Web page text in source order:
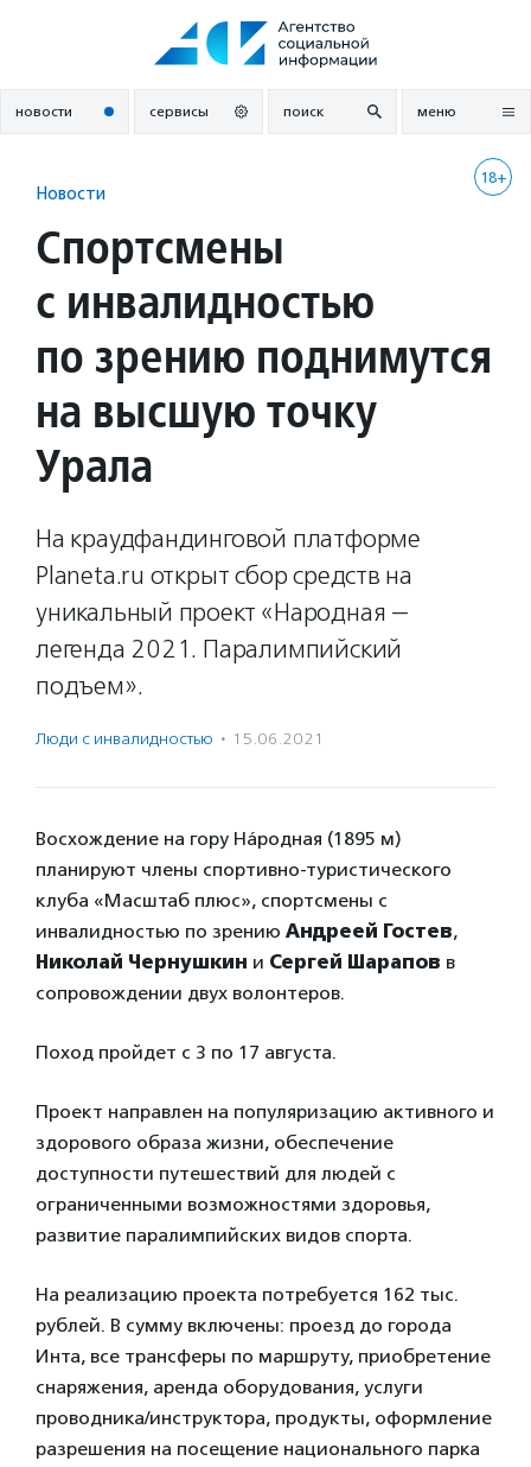
новости сервисы поиск меню
18+
Новости
Спортсмены
с инвалидностью
по зрению поднимутся
на высшую точку
Урала
На краудфандинговой платформе
Planeta.ru открыт сбор средств на
уникальный проект «Народная —
легенда 2021. Паралимпийский
подъем».
Люди с инвалидностью · 15.06.2021
Восхождение на гору На́родная (1895 м)
планируют члены спортивно-туристического
клуба «Масштаб плюс», спортсмены с
инвалидностью по зрению Андреей Гостев,
Николай Чернушкин и Сергей Шарапов в
сопровождении двух волонтеров.
Поход пройдет с 3 по 17 августа.
Проект направлен на популяризацию активного и
здорового образа жизни, обеспечение
доступности путешествий для людей с
ограниченными возможностями здоровья,
развитие паралимпийских видов спорта.
На реализацию проекта потребуется 162 тыс.
рублей. В сумму включены: проезд до города
Инта, все трансферы по маршруту, приобретение
снаряжения, аренда оборудования, услуги
проводника/инструктора, продукты, оформление
разрешения на посещение национального парка